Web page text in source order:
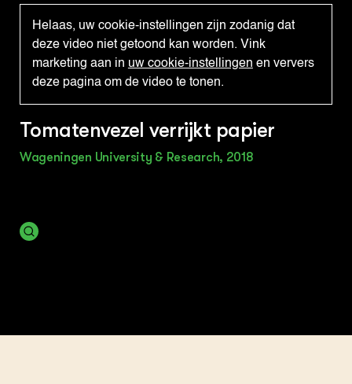
Helaas, uw cookie-instellingen zijn zodanig dat
deze video niet getoond kan worden. Vink
marketing aan in uw cookie-instellingen en ververs
deze pagina om de video te tonen.
Tomatenvezel verrijkt papier
Wageningen University & Research, 2018